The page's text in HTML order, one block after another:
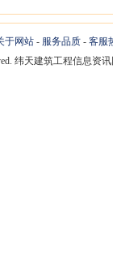
于网站 - 服务品质 - 客服
纬天建筑工程信息资